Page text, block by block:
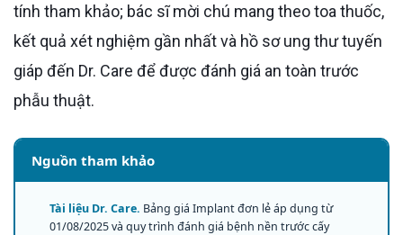
tính tham khảo; bác sĩ mời chú mang theo toa thuốc,
kết quả xét nghiệm gần nhất và hồ sơ ung thư tuyến
giáp đến Dr. Care để được đánh giá an toàn trước
phẫu thuật.
Nguồn tham khảo
Tài liệu Dr. Care. Bảng giá Implant đơn lẻ áp dụng từ
01/08/2025 và quy trình đánh giá bệnh nền trước cấy